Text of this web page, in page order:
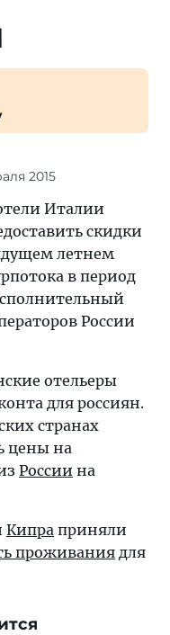
2015
Италии
скидки
летнем
в период
России
отельеры
для россиян.
странах
цены на
России на
Кипра приняли
проживания для